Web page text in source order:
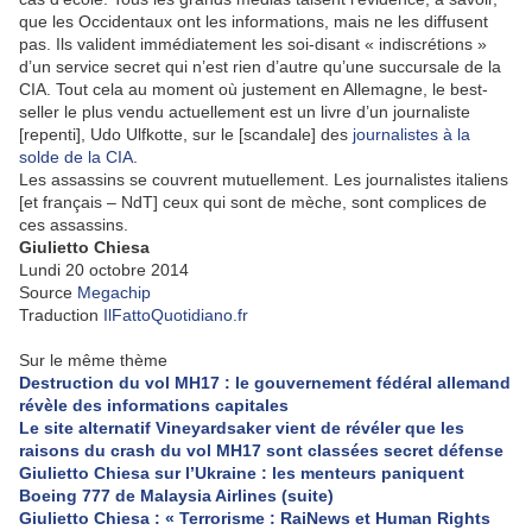
que les Occidentaux ont les informations, mais ne les diffusent
pas. Ils valident immédiatement les soi-disant « indiscrétions »
d’un service secret qui n’est rien d’autre qu’une succursale de la
CIA. Tout cela au moment où justement en Allemagne, le best-
seller le plus vendu actuellement est un livre d’un journaliste
[repenti], Udo Ulfkotte, sur le [scandale] des journalistes à la
solde de la CIA
Les assassins se couvrent mutuellement. Les journalistes italiens
[et français – NdT] ceux qui sont de mèche, sont complices de
ces assassins.
Giulietto Chiesa
Lundi 20 octobre 2014
Source Megachip
Traduction IlFattoQuotidiano.fr
Sur le même thème
Destruction du vol MH17 : le gouvernement fédéral allemand
révèle des informations capitales
Le site alternatif Vineyardsaker vient de révéler que les
raisons du crash du vol MH17 sont classées secret défense
Giulietto Chiesa sur l’Ukraine : les menteurs paniquent
Boeing 777 de Malaysia Airlines (suite)
Giulietto Chiesa : « Terrorisme : RaiNews et Human Rights